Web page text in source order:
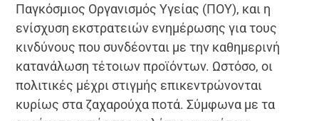
Παγκόσμιος Οργανισμός Υγείας (ΠΟΥ), και η
ενίσχυση εκστρατειών ενημέρωσης για τους
κινδύνους που συνδέονται με την καθημερινή
κατανάλωση τέτοιων προϊόντων. Ωστόσο, οι
πολιτικές μέχρι στιγμής επικεντρώνονται
κυρίως στα ζαχαρούχα ποτά. Σύμφωνα με τα